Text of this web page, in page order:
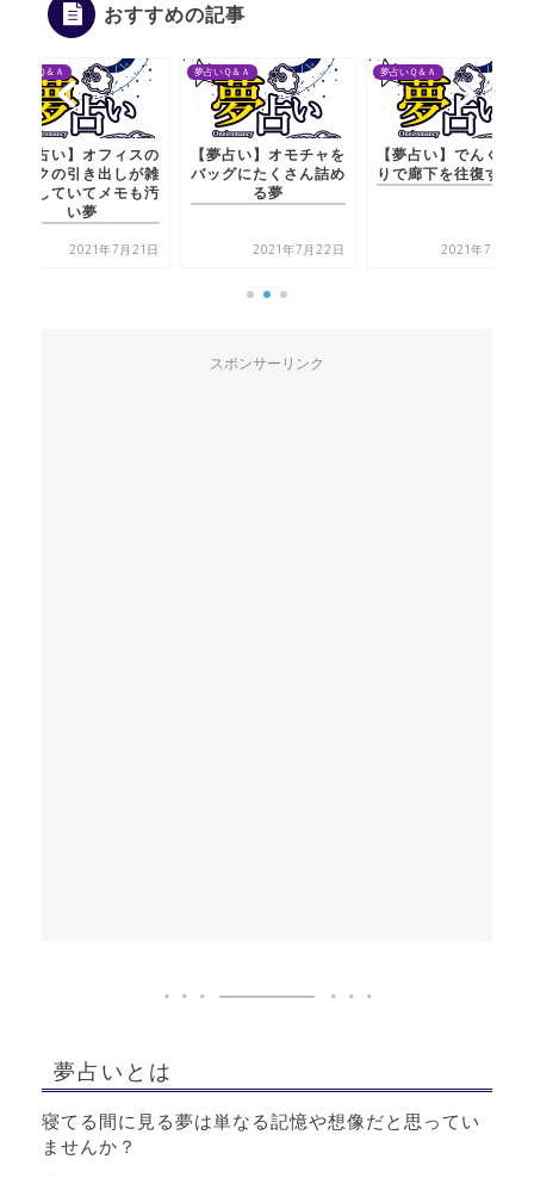
おすすめの記事
夢占いＱ＆Ａ
【夢占い】オフィスの
デスクの引き出しが雑
然としていてメモも汚
い夢
2021年7月21日
夢占いＱ＆Ａ
【夢占い】オモチャを
バッグにたくさん詰め
る夢
2021年7月22日
夢占いＱ＆Ａ
【夢占い】でんぐり返
りで廊下を往復する夢
2021年7月21日
スポンサーリンク
夢占いとは
寝てる間に見る夢は単なる記憶や想像だと思ってい
ませんか？